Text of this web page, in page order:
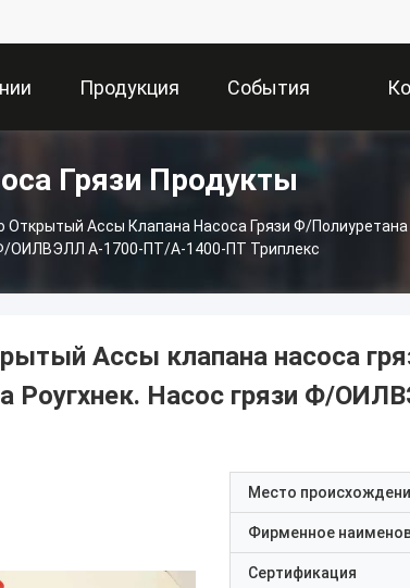
Продукция События
Грязи Продукты
Открытый Ассы Клапана Насоса Грязи Ф/полиуретана
Ф/ОИЛВЭЛЛ А-1700-ПТ/А-1400-ПТ Триплекс
Ассы клапана насоса
Роугхнек. Насос грязи Ф/
Место
Фирменное
Сертификация